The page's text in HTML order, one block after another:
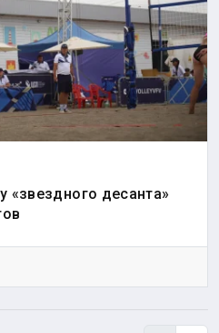
«звездного десанта»